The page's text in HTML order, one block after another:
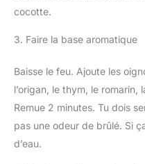
cocotte.
3. Faire la base aromatique
Baisse le feu. Ajoute les
l’origan, le thym, le
Remue 2 minutes. Tu dois
pas une odeur de brûlé. Si
d’eau.